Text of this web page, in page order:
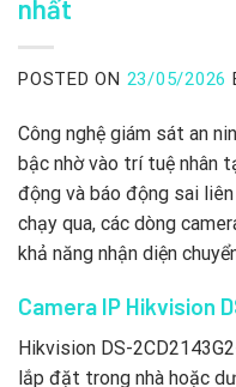
nhất
POSTED ON 23/05/2026
Công nghệ giám sát an
bậc nhờ vào trí tuệ nhân
động và báo động sai
chạy qua, các dòng
khả năng nhận diện
Camera IP Hikvision
Hikvision DS-
lắp đặt trong nhà hoặc